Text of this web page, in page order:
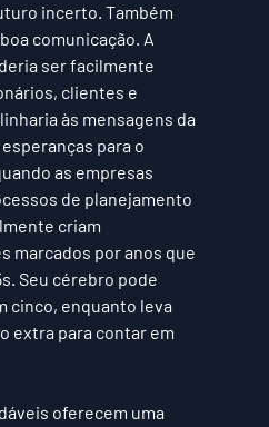
incerto. Também
comunicação. A
ser facilmente
clientes e
às mensagens da
para o
as empresas
de planejamento
criam
marcados por anos que
Seu cérebro pode
cinco, enquanto leva
extra para contar em
oferecem uma